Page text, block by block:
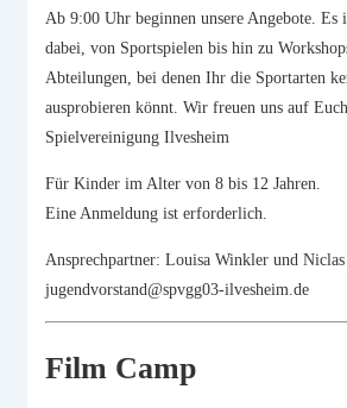
Ab 9:00 Uhr beginnen unsere Angebote. Es
dabei, von Sportspielen bis hin zu
Abteilungen, bei denen Ihr die Sportarten
ausprobieren könnt. Wir freuen uns auf
Spielvereinigung Ilvesheim
Für Kinder im Alter von 8 bis 12 Jahren.
Eine Anmeldung ist erforderlich.
Ansprechpartner: Louisa Winkler und
jugendvorstand@spvgg03-ilvesheim.de
Film Camp